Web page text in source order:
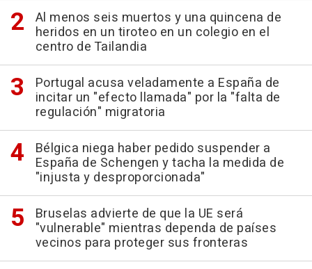
Al menos seis muertos y una quincena de
heridos en un tiroteo en un colegio en el
centro de Tailandia
Portugal acusa veladamente a España de
incitar un "efecto llamada" por la "falta de
regulación" migratoria
Bélgica niega haber pedido suspender a
España de Schengen y tacha la medida de
"injusta y desproporcionada"
Bruselas advierte de que la UE será
"vulnerable" mientras dependa de países
vecinos para proteger sus fronteras